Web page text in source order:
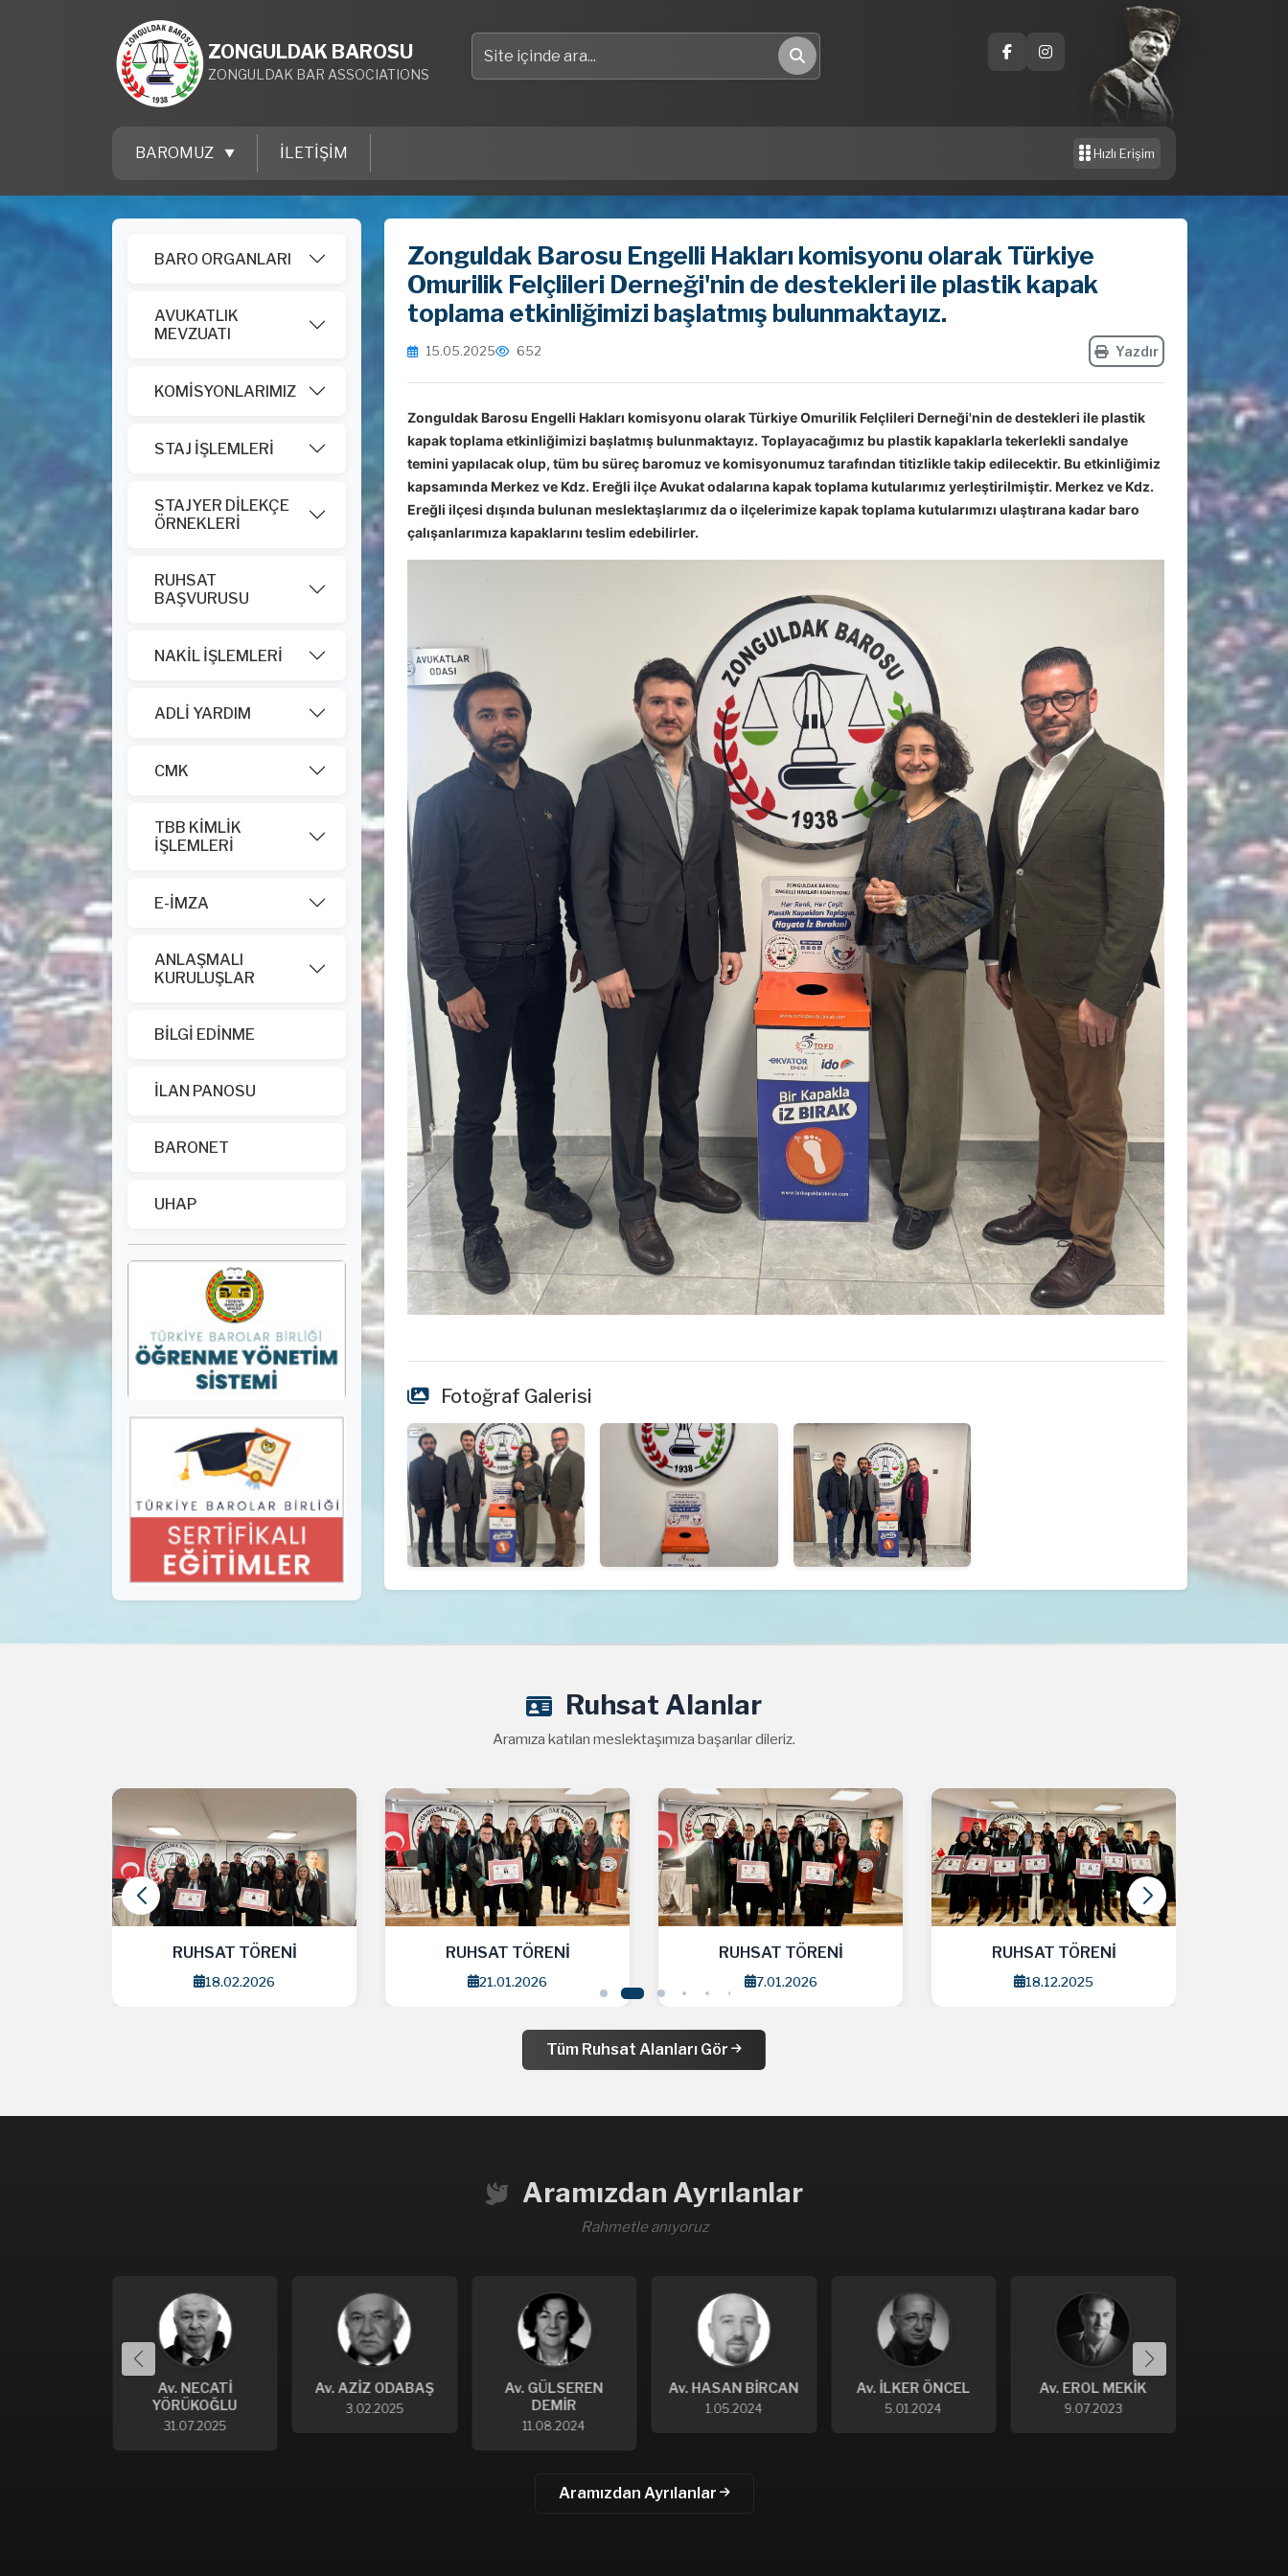
ZONGULDAK BAROSU
ZONGULDAK BAR ASSOCIATIONS
Site içinde ara
Ara
BAROMUZ İLETİŞİM Hızlı Erişim
BARO ORGANLARI
AVUKATLIK
MEVZUATI
KOMİSYONLARIMIZ
STAJ İŞLEMLERİ
STAJYER DİLEKÇE
ÖRNEKLERİ
RUHSAT
BAŞVURUSU
NAKİL İŞLEMLERİ
ADLİ YARDIM
CMK
TBB KİMLİK
İŞLEMLERİ
E-İMZA
ANLAŞMALI
KURULUŞLAR
BİLGİ EDİNME
İLAN PANOSU
BARONET
UHAP
Zonguldak Barosu Engelli Hakları komisyonu olarak Türkiye
Omurilik Felçlileri Derneği'nin de destekleri ile plastik kapak
toplama etkinliğimizi başlatmış bulunmaktayız.
15.05.2025 652 Yazdır
Zonguldak Barosu Engelli Hakları komisyonu olarak Türkiye Omurilik Felçlileri Derneği'nin de destekleri ile plastik
kapak toplama etkinliğimizi başlatmış bulunmaktayız. Toplayacağımız bu plastik kapaklarla tekerlekli sandalye
temini yapılacak olup, tüm bu süreç baromuz ve komisyonumuz tarafından titizlikle takip edilecektir. Bu etkinliğimiz
kapsamında Merkez ve Kdz. Ereğli ilçe Avukat odalarına kapak toplama kutularımız yerleştirilmiştir. Merkez ve Kdz.
Ereğli ilçesi dışında bulunan meslektaşlarımız da o ilçelerimize kapak toplama kutularımızı ulaştırana kadar baro
çalışanlarımıza kapaklarını teslim edebilirler.
Fotoğraf Galerisi
Ruhsat Alanlar
Aramıza katılan meslektaşımıza başarılar dileriz.
RUHSAT TÖRENİ
18.02.2026
RUHSAT TÖRENİ
21.01.2026
RUHSAT TÖRENİ
7.01.2026
RUHSAT TÖRENİ
18.12.2025
Tüm Ruhsat Alanları Gör
Aramızdan Ayrılanlar
Rahmetle anıyoruz
Av. NECATİ
YÖRÜKOĞLU
31.07.2025
Av. AZİZ ODABAŞ
3.02.2025
Av. GÜLSEREN
DEMİR
11.08.2024
Av. HASAN BİRCAN
1.05.2024
Av. İLKER ÖNCEL
5.01.2024
Av. EROL MEKİK
9.07.2023
Aramızdan Ayrılanlar